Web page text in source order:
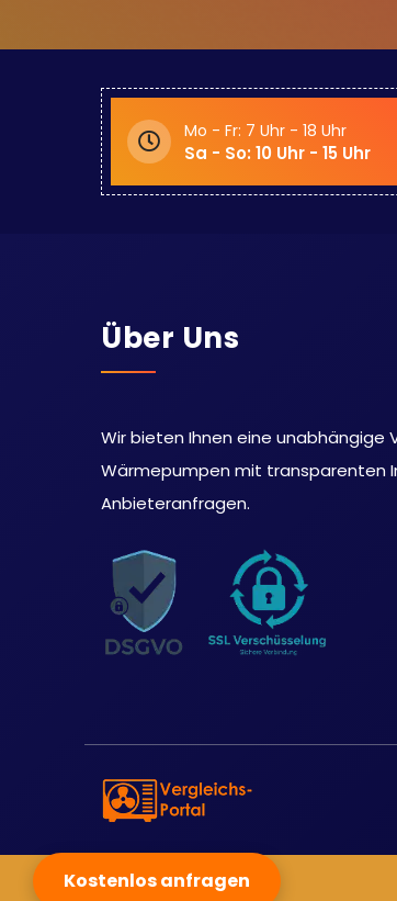
Mo - Fr: 7 Uhr - 18 Uhr
Sa - So: 10 Uhr - 15 Uhr
Über Uns
Wir bieten Ihnen eine
Wärmepumpen mit transparenten
Anbieteranfragen.
Kostenlos anfragen